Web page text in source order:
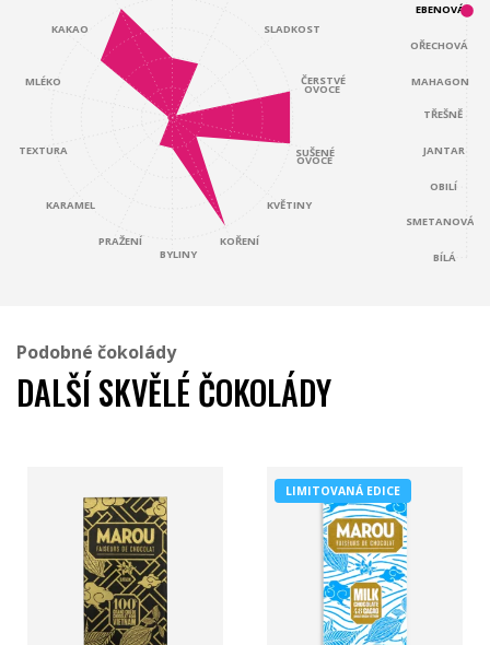
EBENOVÁ
OŘECHOVÁ
MAHAGON
TŘEŠNĚ
JANTAR
OBILÍ
SMETANOVÁ
BÍLÁ
SLADKOST
ČERSTVÉ
OVOCE
SUŠENÉ
OVOCE
KVĚTINY
KOŘENÍ
BYLINY
PRAŽENÍ
KARAMEL
TEXTURA
MLÉKO
KAKAO
Podobné čokolády
DALŠÍ SKVĚLÉ ČOKOLÁDY
LIMITOVANÁ EDICE